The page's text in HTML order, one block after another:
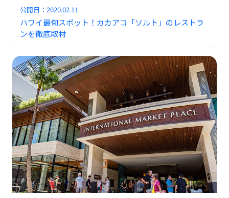
公開日：2020.02.11
ハワイ最旬スポット！カカアコ「ソルト」のレストラ
ンを徹底取材